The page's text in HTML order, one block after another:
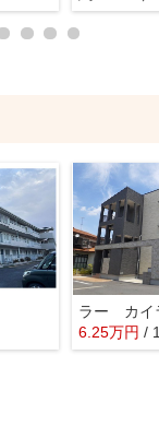
ラー カイ
6.25万円 /